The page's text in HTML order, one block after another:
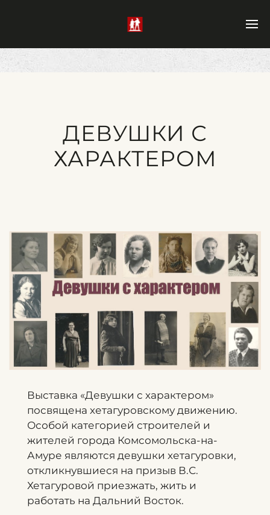
ДЕВУШКИ С
ХАРАКТЕРОМ
Выставка «Девушки с характером»
посвящена хетагуровскому движению.
Особой категорией строителей и
жителей города Комсомольска-на-
Амуре являются девушки хетагуровки,
откликнувшиеся на призыв В.С.
Хетагуровой приезжать, жить и
работать на Дальний Восток.